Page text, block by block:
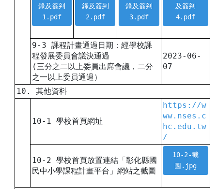
錄及簽到
1.pdf
錄及簽到
2.pdf
錄及簽到
3.pdf
及簽到
4.pdf
9-3 課程計畫通過日期：經學校課
程發展委員會議決通過
(三分之二以上委員出席會議，二分
之一以上委員通過）
2023-06-
07
10. 其他資料
10-1 學校首頁網址
https://w
ww.nses.c
hc.edu.tw
/
10-2 學校首頁放置連結「彰化縣國
民中小學課程計畫平台」網站之截圖
10-2-截
圖.jpg